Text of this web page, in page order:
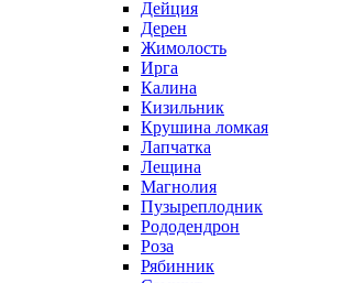
Дейция
Дерен
Жимолость
Ирга
Калина
Кизильник
Крушина ломкая
Лапчатка
Лещина
Магнолия
Пузыреплодник
Рододендрон
Роза
Рябинник